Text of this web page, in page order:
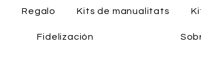
Regalo Kits de manualitats
Fidelización